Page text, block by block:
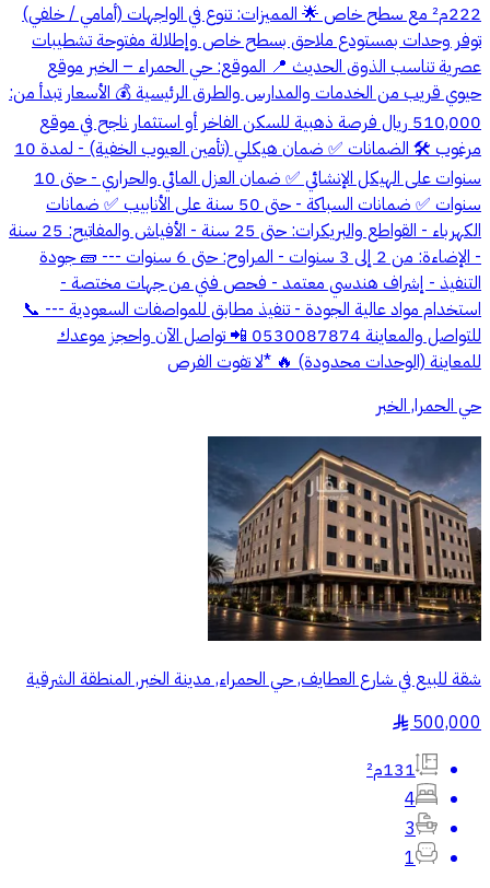
222م² مع سطح خاص 🌟 المميزات: تنوع في الواجهات (أمامي / خلفي)
توفر وحدات بمستودع ملاحق بسطح خاص وإطلالة مفتوحة تشطيبات
عصرية تناسب الذوق الحديث 📍 الموقع: حي الحمراء – الخبر موقع
حيوي قريب من الخدمات والمدارس والطرق الرئيسية 💰 الأسعار تبدأ من:
510,000 ريال فرصة ذهبية للسكن الفاخر أو استثمار ناجح في موقع
مرغوب 🛠️ الضمانات ✅ ضمان هيكلي (تأمين العيوب الخفية) - لمدة 10
سنوات على الهيكل الإنشائي ✅ ضمان العزل المائي والحراري - حتى 10
سنوات ✅ ضمانات السباكة - حتى 50 سنة على الأنابيب ✅ ضمانات
الكهرباء - القواطع والبريكرات: حتى 25 سنة - الأفياش والمفاتيح: 25 سنة
- الإضاءة: من 2 إلى 3 سنوات - المراوح: حتى 6 سنوات --- 🧱 جودة
التنفيذ - إشراف هندسي معتمد - فحص فني من جهات مختصة -
استخدام مواد عالية الجودة - تنفيذ مطابق للمواصفات السعودية --- 📞
للتواصل والمعاينة 0530087874 📲 تواصل الآن واحجز موعدك
للمعاينة (الوحدات محدودة) 🔥 *لا تفوت الفرص
حي الحمرا, الخبر
شقة للبيع في شارع العطايف, حي الحمراء, مدينة الخبر, المنطقة الشرقية
500,000
§
131م²
4
3
1